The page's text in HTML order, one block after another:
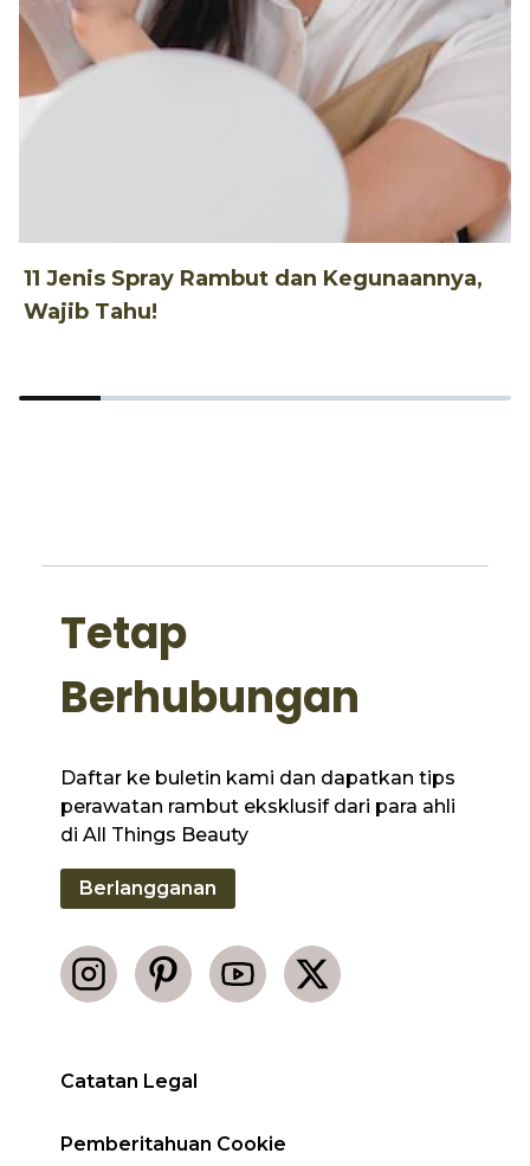
11 Jenis Spray Rambut dan Kegunaannya,
Wajib Tahu!
Catatan Legal
Pemberitahuan Cookie
Tetap
Berhubungan
Daftar ke buletin kami dan dapatkan tips
perawatan rambut eksklusif dari para ahli
di All Things Beauty
Berlangganan